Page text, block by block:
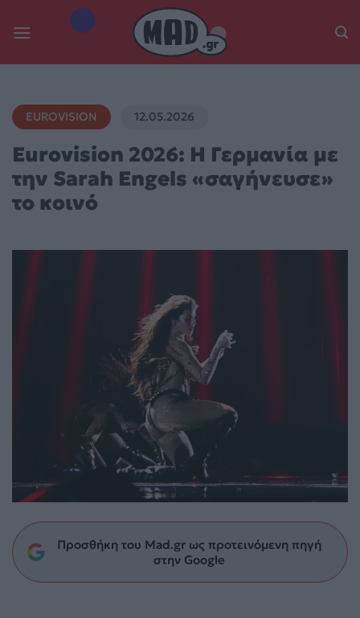
EUROVISION 12.05.2026
Eurovision 2026: Η Γερμανία με
την Sarah Engels «σαγήνευσε»
το κοινό
Προσθήκη του Mad.gr ως προτεινόμενη πηγή
στην Google